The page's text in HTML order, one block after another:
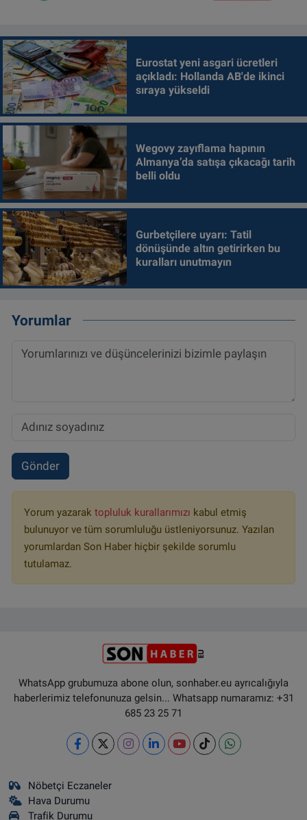
Eurostat yeni asgari ücretleri
açıkladı: Hollanda AB'de ikinci
sıraya yükseldi
Wegovy zayıflama hapının
Almanya’da satışa çıkacağı tarih
belli oldu
Gurbetçilere uyarı: Tatil
dönüşünde altın getirirken bu
kuralları unutmayın
Yorumlar
Gönder
Yorum yazarak topluluk kurallarımızı kabul etmiş
bulunuyor ve tüm sorumluluğu üstleniyorsunuz. Yazılan
yorumlardan Son Haber hiçbir şekilde sorumlu
tutulamaz.
WhatsApp grubumuza abone olun, sonhaber.eu ayrıcalığıyla
haberlerimiz telefonunuza gelsin... Whatsapp numaramız: +31
685 23 25 71
Nöbetçi Eczaneler
Hava Durumu
Trafik Durumu